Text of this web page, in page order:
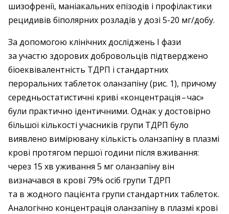
шизофренії, маніакальних епізодів і профілактики
рецидивів біполярних розладів у дозі 5-20 мг/добу.
За допомогою клінічних досліджень І фази
за участю здорових добровольців підтверджено
біоеквівалентність ТДРП і стандартних
пероральних таблеток оланзапіну (рис. 1), причому
середньостатистичні криві «концентрація – ​час»
були практично ідентичними. Однак у достовірно
більшої кількості учасників групи ТДРП було
виявлено вимірювану кількість оланзапіну в плазмі
крові протягом першої години після вживання:
через 15 хв уживання 5 мг оланзапіну він
визначався в крові 79% осіб групи ТДРП
та в жодного пацієнта групи стандартних таблеток.
Аналогічно концентрація оланзапіну в плазмі крові